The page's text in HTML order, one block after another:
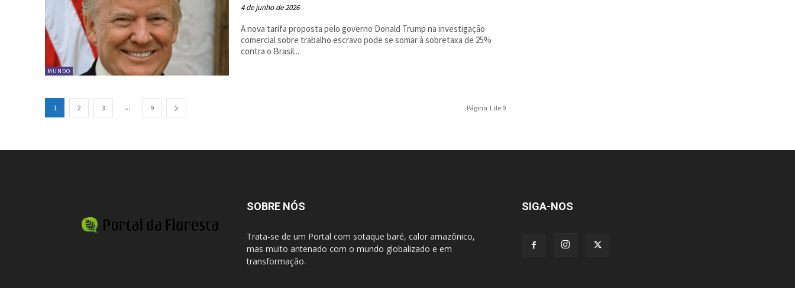
MUNDO
4 de junho de 2026
A nova tarifa proposta pelo governo Donald Trump na investigação
comercial sobre trabalho escravo pode se somar à sobretaxa de 25%
contra o Brasil...
1 2 3 ... 9 Página 1 de 9
SOBRE NÓS
Trata-se de um Portal com sotaque baré, calor amazônico,
mas muito antenado com o mundo globalizado e em
transformação.
SIGA-NOS